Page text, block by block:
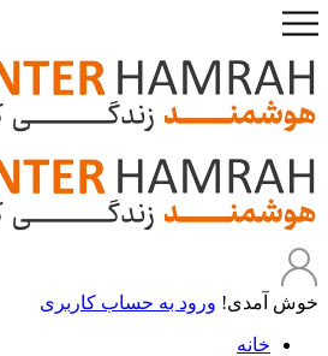
خوش آمدی! ورود به حساب کاربری
خانه